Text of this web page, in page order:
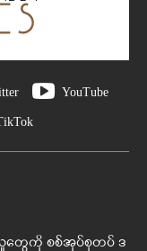
YouTube
တွေကို စစ်အုပ်စုတပ် ဒ